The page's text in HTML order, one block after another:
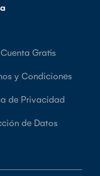
Gratis
y Condiciones
de Privacidad
de Datos